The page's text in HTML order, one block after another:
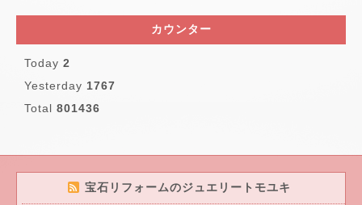
カウンター
Today 2
Yesterday 1767
Total 801436
宝石リフォームのジュエリートモユキ